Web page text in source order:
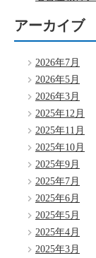
アーカイブ
2026年7月
2026年5月
2026年3月
2025年12月
2025年11月
2025年10月
2025年9月
2025年7月
2025年6月
2025年5月
2025年4月
2025年3月